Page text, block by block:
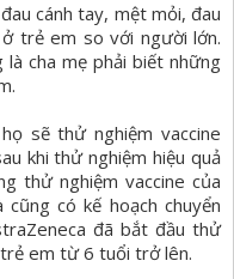
cánh tay, mệt mỏi, đau
trẻ em so với người lớn.
là cha mẹ phải biết những
sẽ thử nghiệm vaccine
khi thử nghiệm hiệu quả
thử nghiệm vaccine của
có kế hoạch chuyển
đã bắt đầu thử
trẻ em từ 6 tuổi trở lên.